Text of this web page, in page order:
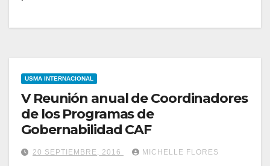
USMA INTERNACIONAL
V Reunión anual de Coordinadores
de los Programas de
Gobernabilidad CAF
20 SEPTIEMBRE, 2016 MICHELLE FLORES